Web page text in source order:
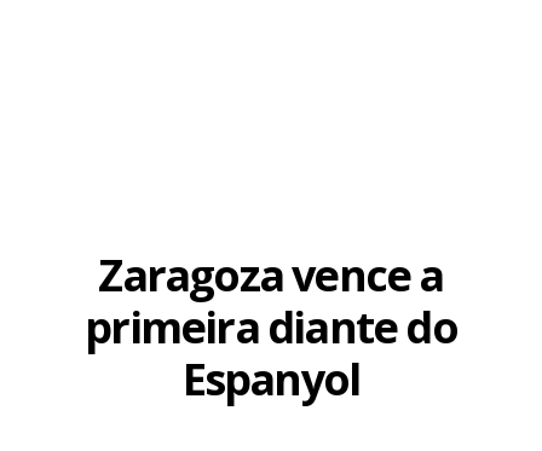
Zaragoza vence a
primeira diante do
Espanyol